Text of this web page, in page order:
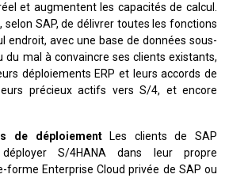
et augmentent les capacités de calcul.
selon SAP, de délivrer toutes les fonctions
endroit, avec une base de données sous-
du mal à convaincre ses clients existants,
déploiements ERP et leurs accords de
précieux actifs vers S/4, et encore
de déploiementLes clients de SAP
S/4HANA dans leur propre
forme Enterprise Cloud privée de SAP ou